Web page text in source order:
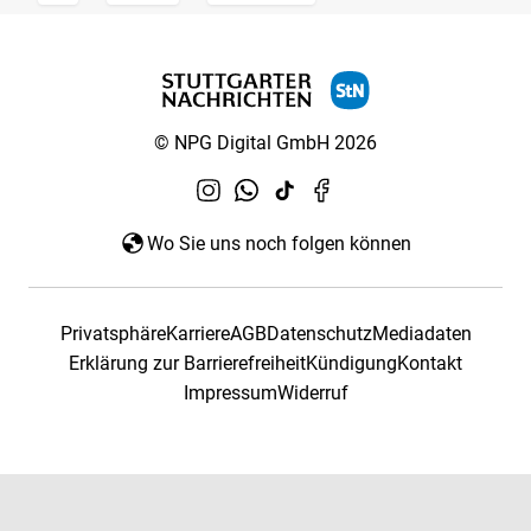
© NPG Digital GmbH 2026
Wo Sie uns noch folgen können
PrivatsphäreKarriereAGBDatenschutzMediadaten
Erklärung zur BarrierefreiheitKündigungKontakt
ImpressumWiderruf